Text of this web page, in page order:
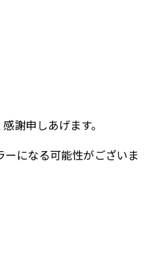
謝申しあげます。
になる可能性がございま